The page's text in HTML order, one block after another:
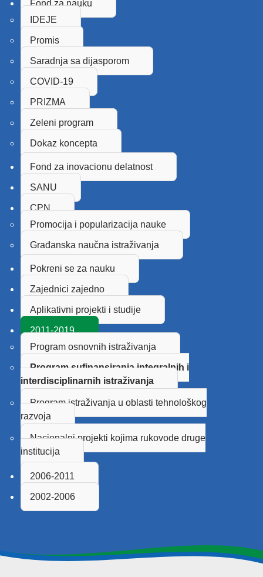
Fond za nauku
IDEJE
Promis
Saradnja sa dijasporom
COVID-19
PRIZMA
Zeleni program
Dokaz koncepta
Fond za inovacionu delatnost
SANU
CPN
Promocija i popularizacija nauke
Građanska naučna istraživanja
Pokreni se za nauku
Zajednici zajedno
Aplikativni projekti i studije
2011-2019
Program osnovnih istraživanja
Program sufinansiranja integralnih i
interdisciplinarnih istraživanja
Program istraživanja u oblasti tehnološkog
razvoja
Nacionalni projekti kojima rukovode druge
institucija
2006-2011
2002-2006